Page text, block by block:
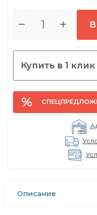
Купить в 1 клик
Описание